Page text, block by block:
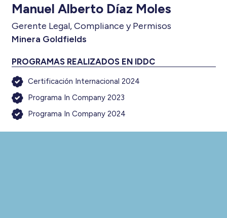
Manuel Alberto Díaz Moles
Gerente Legal, Compliance y Permisos
Minera Goldfields
PROGRAMAS REALIZADOS EN IDDC
Certificación Internacional 2024
Programa In Company 2023
Programa In Company 2024